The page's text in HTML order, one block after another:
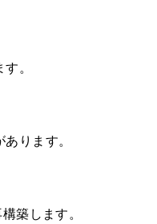
。
ります。
築します。